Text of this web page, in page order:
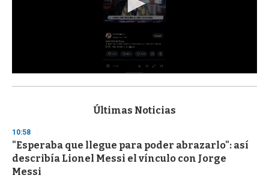
s
d
s
o
f
3
Últimas Noticias
10:58
"Esperaba que llegue para poder abrazarlo": así
describía Lionel Messi el vínculo con Jorge
Messi